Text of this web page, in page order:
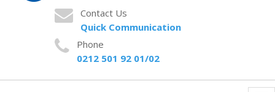
Contact Us
Quick Communication
Phone
0212 501 92 01/02